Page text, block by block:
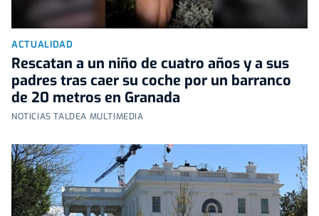
ACTUALIDAD
Rescatan a un niño de cuatro años y a sus
padres tras caer su coche por un barranco
de 20 metros en Granada
NOTICIAS TALDEA MULTIMEDIA